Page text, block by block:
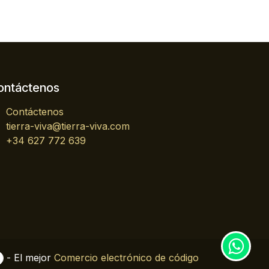
Contáctenos
tierra-viva@tierra-viva.com
+34 627 772 639
- El mejor Comercio electrónico de código